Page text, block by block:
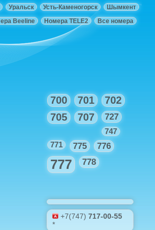
Шымкент
Усть-Каменогорск
Уральск
Все номера
Номера TELE2
Beeline
700 701
702
705
707 727
747
771
775 776
777 778
+7(747) 717-00-55
*